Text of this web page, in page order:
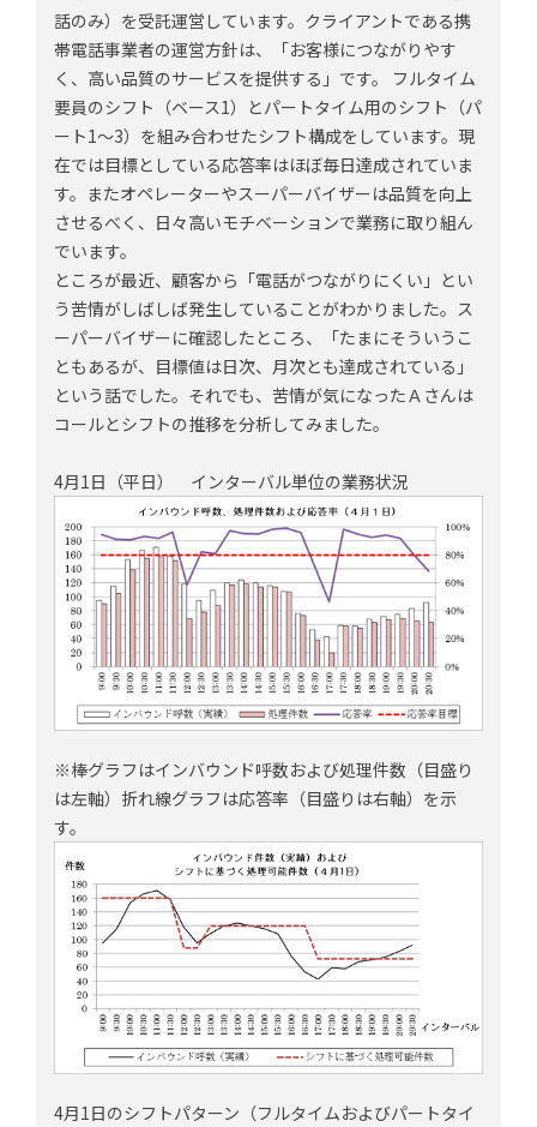
話のみ）を受託運営しています。クライアントである携
帯電話事業者の運営方針は、「お客様につながりやす
く、高い品質のサービスを提供する」です。 フルタイム
要員のシフト（ベース1）とパートタイム用のシフト（パ
ート1～3）を組み合わせたシフト構成をしています。現
在では目標としている応答率はほぼ毎日達成されていま
す。またオペレーターやスーパーバイザーは品質を向上
させるべく、日々高いモチベーションで業務に取り組ん
でいます。
ところが最近、顧客から「電話がつながりにくい」とい
う苦情がしばしば発生していることがわかりました。ス
ーパーバイザーに確認したところ、「たまにそういうこ
ともあるが、目標値は日次、月次とも達成されている」
という話でした。それでも、苦情が気になったＡさんは
コールとシフトの推移を分析してみました。
4月1日（平日） インターバル単位の業務状況
※棒グラフはインバウンド呼数および処理件数（目盛り
は左軸）折れ線グラフは応答率（目盛りは右軸）を示
す。
4月1日のシフトパターン（フルタイムおよびパートタイ